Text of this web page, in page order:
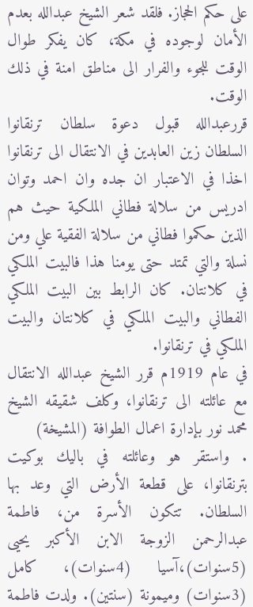
على حكم الحجاز. فلقد شعر الشيخ عبدالله بعدم
الأمان لوجوده في مكة، كان يفكر طوال
الوقت للجوء والفرار الى مناطق امنة في ذلك
الوقت.
قررعبدالله قبول دعوة سلطان ترنقانوا
السلطان زين العابدين في الانتقال الى ترنقانوا
اخذا في الاعتبار ان جده وان احمد وتوان
ادريس من سلالة فطاني الملكية حيث هم
الذين حكموا فطاني من سلالة الفقية علي ومن
نسلة والتي تمتد حتى يومنا هذا فالبيت الملكي
في كلانتان. كان الرابط بين البيت الملكي
الفطاني والبيت الملكي في كلانتان والبيت
الملكي في ترنقانوا.
في عام 1919م قرر الشيخ عبدالله الانتقال
مع عائلته الى ترنقانوا، وكلف شقيقه الشيخ
محمد نور بإدارة اعمال الطوافة (المشيخة)
. واستقر هو وعائلته في باليك بوكيت
بترنقانوا، على قطعة الأرض التي وعد بها
السلطان. تتكون الأسرة من، فاطمة
عبدالرحمن الزوجة الابن الأكبر يحيى
(5سنوات)،آسيا (4سنوات)، كامل
(3سنوات) وميمونة (سنتين). ولدت فاطمة